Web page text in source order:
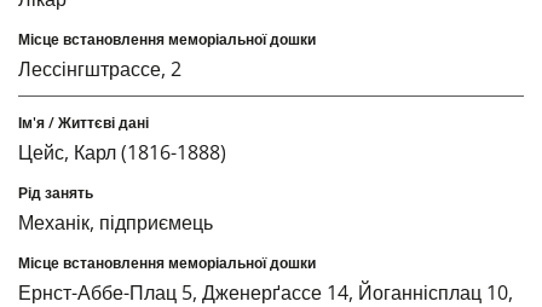
Лессінгштрассе, 2
Цейс, Карл (1816-1888)
Механік, підприємець
Ернст-Аббе-Плац 5, Дженерґассе 14, Йоганнісплац 10,